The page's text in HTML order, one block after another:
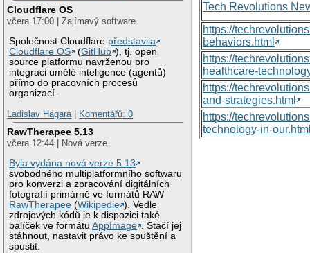
Cloudflare OS
včera 17:00 | Zajímavý software
Společnost Cloudflare představila
Cloudflare OS
(GitHub ), tj. open
source platformu navrženou pro
integraci umělé inteligence (agentů)
přímo do pracovních procesů
organizací.
Ladislav Hagara
Komentářů: 0
RawTherapee 5.13
včera 12:44 | Nová verze
Byla vydána nová verze 5.13
svobodného multiplatformního softwaru
pro konverzi a zpracování digitálních
fotografií primárně ve formátů RAW
RawTherapee (Wikipedie ). Vedle
zdrojových kódů je k dispozici také
balíček ve formátuAppImage . Stačí jej
stáhnout, nastavit právo ke spuštění a
spustit.
Tech Revolutions
https://
behaviors.html
https://
healthcare-
https://
and-strategies.html
https://
technology-in-